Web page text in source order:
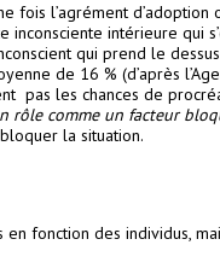
l’agrément d’adoption
intérieure qui
qui prend le
de 16 % (d’après
pas les chances de
rôle comme un facteur
la situation.
fonction des individus,